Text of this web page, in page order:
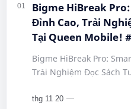
Bigme HiBreak
Đỉnh Cao, Trải
Tại Queen Mobile!
#SmartphoneEInk
#HiBreakPro5G
#CongNgheMoi
#EInkPhone
Bigme HiBreak Pro:
Trải Nghiệm Đọc Sách
#Hi…